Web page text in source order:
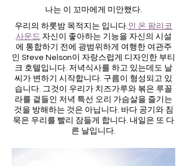
나는 이 꼬마에게 미안했다.
우리의 하룻밤 목적지는 입니다.인 온 팜리코
사운드.자신이 좋아하는 기능을 자신의 시설
에 통합하기 전에 광범위하게 여행한 여관주
인 Steve Nelson이 자랑스럽게 디자인한 부티
크 호텔입니다. 저녁식사를 하고 있는데도 날
씨가 변하기 시작합니다. 구름이 형성되고 있
습니다. 그것이 우리가 치즈가루와 볶은 루꼴
라를 곁들인 저녁 특선 오리 가슴살을 즐기는
것을 방해하는 것은 아닙니다. 바다 공기와 침
묵은 우리를 빨리 잠들게 합니다. 내일은 또 다
른 날입니다.